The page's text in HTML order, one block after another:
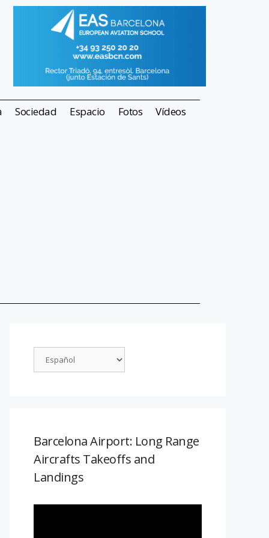
Sociedad Espacio Fotos Vídeos
Barcelona Airport: Long Range
Aircrafts Takeoffs and
Landings